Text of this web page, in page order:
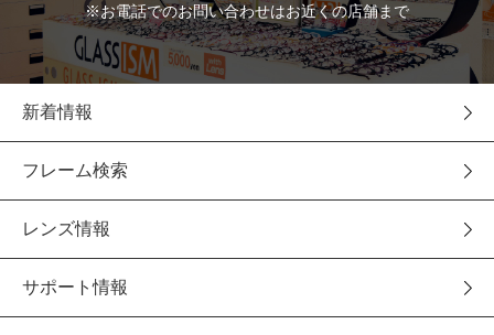
※お電話でのお問い合わせはお近くの店舗まで
新着情報
フレーム検索
レンズ情報
サポート情報